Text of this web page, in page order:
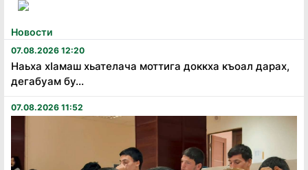
Новости
07.08.2026 12:20
Наьха хӏамаш хьателача моттига доккха къоал дарах,
дегабуам бу...
07.08.2026 11:52